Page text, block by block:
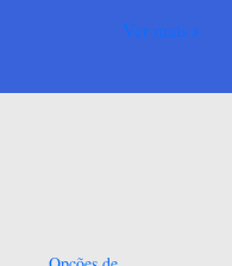
Ver mais